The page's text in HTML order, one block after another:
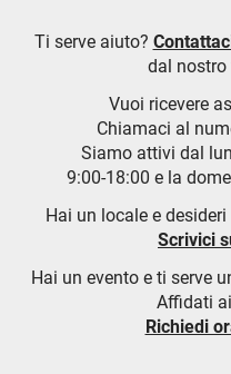
Ti serve aiuto?
dal nostro
Vuoi ricevere
Chiamaci al
Siamo attivi dal
9:00-18:00 e la
Hai un locale e
Scrivici
Hai un evento e ti serve
Affidati
Richiedi